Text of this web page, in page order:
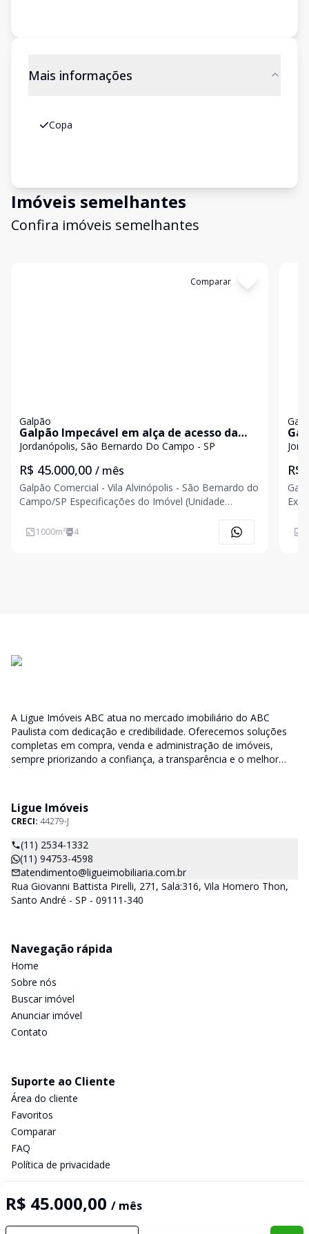
Mais informações
Copa
Imóveis semelhantes
Confira imóveis semelhantes
Comparar
Galpão
Galpão Impecável em alça de acesso da
Anchieta
Jordanópolis, São Bernardo Do Campo - SP
R$ 45.000,00 / mês
Galpão Comercial - Vila Alvinópolis - São Bernardo do
Campo/SP Especificações do Imóvel (Unidade
m² Pé-direito: 11 metros Área administrativa e apoio
1000m² 4
R$
R$ 45.000,00 / mês
A Ligue Imóveis ABC atua no mercado imobiliário do ABC
Paulista com dedicação e credibilidade. Oferecemos soluções
completas em compra, venda e administração de imóveis,
sempre priorizando a confiança, a transparência e o melhor
Ligue Imóveis
CRECI: 44279-J
(11) 2534-1332
(11) 94753-4598
atendimento@ligueimobiliaria.com.br
Rua Giovanni Battista Pirelli, 271, Sala:316, Vila Homero Thon,
Santo André - SP - 09111-340
Navegação rápida
Home
Sobre nós
Buscar imóvel
Anunciar imóvel
Contato
Suporte ao Cliente
Área do cliente
Favoritos
Comparar
FAQ
Política de privacidade
Selo de Tecnologia Loft